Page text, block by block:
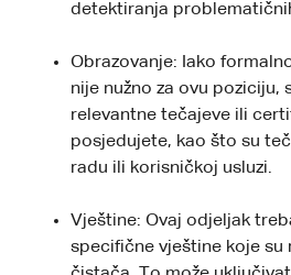
detektiranja
Obrazovanje: Iako
nije nužno za ovu poziciju,
relevantne tečajeve ili
posjedujete, kao što su
radu ili korisničkoj usluzi.
Vještine: Ovaj odjeljak
specifične vještine koje su